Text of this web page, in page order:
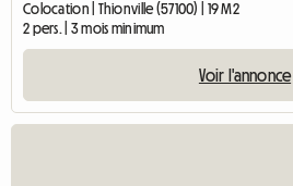
Colocation | Thionville (57100) | 19 M2
2 pers. | 3 mois minimum
Voir l'annonce